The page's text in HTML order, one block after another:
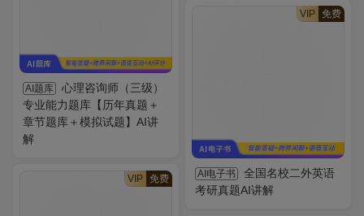
AI题库
心理咨询师（三级）
专业能力题库【历年真题＋
章节题库＋模拟试题】AI讲
解
VIP 免费
AI电子书
全国名校二外英语
考研真题AI讲解
VIP 免费